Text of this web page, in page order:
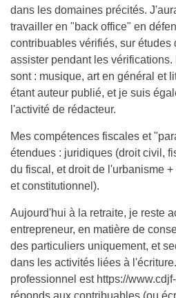
dans les domaines précités.
travailler en "back office" en
contribuables vérifiés, sur études
assister pendant les
sont : musique, art en général et
étant auteur publié, et je suis
l'activité de rédacteur.
Mes compétences fiscales et
étendues : juridiques (droit civil,
du fiscal, et droit de l'urbanisme
et constitutionnel).
Aujourd'hui à la retraite, je reste
entrepreneur, en matière de
des particuliers uniquement, et
dans les activités liées à
professionnel est https://
réponds aux contribuables (ou